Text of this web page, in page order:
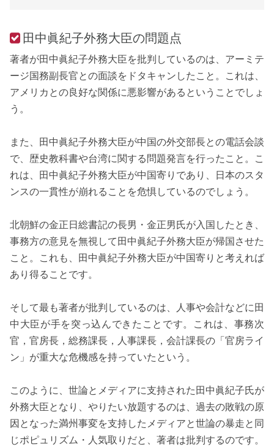
田中眞紀子外務大臣の問題点
著者が田中眞紀子外務大臣を批判しているのは、アーミテ
ージ国務副長官との面談をドタキャンしたこと。これは、
アメリカとの良好な関係に悪影響があるということでしょ
う。
また、田中眞紀子外務大臣が中国の外交部長との電話会談
で、歴史教科書や台湾に関する問題発言を行ったこと。こ
れは、田中眞紀子外務大臣が中国寄りであり、日本のスタ
ンスの一貫性が崩れることを危惧しているのでしょう。
北朝鮮の金正日総書記の長男・金正男氏が入国したとき、
事務方の意見を無視して田中眞紀子外務大臣が帰国させた
こと。これも、田中眞紀子外務大臣が中国寄りと考えれば
あり得ることです。
そして最も著者が批判しているのは、人事や会計などに田
中大臣が手を突っ込んできたことです。これは、事務次
官，官房長，総務課長，人事課長，会計課長の「官房ライ
ン」が重大な危機感を持っていたという。
このように、世論とメディアに支持された田中眞紀子氏が
外務大臣となり、やりたい放題するのは、過去の敗戦の原
因となった満州事変を支持したメディアと世論の暴走と同
じポピュリズム・人気取りだと、著者は批判するのです。